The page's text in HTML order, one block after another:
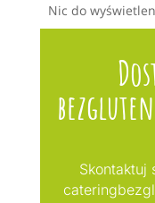
Nic do
Skontaktuj